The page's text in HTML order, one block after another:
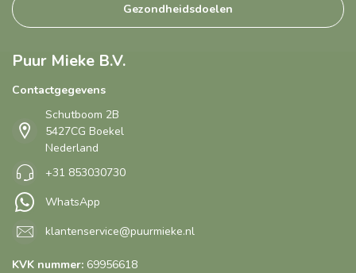
Gezondheidsdoelen
Puur Mieke B.V.
Contactgegevens
Schutboom 2B
5427CG Boekel
Nederland
+31 853030730
WhatsApp
klantenservice@puurmieke.nl
KVK nummer: 69956618